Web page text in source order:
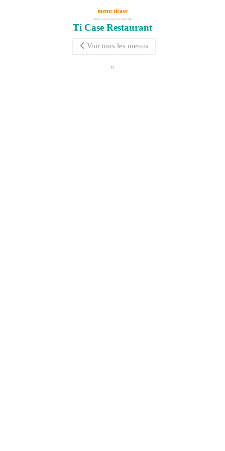
menu ticase
Vous consultez la carte de
Ti Case Restaurant
Voir tous les menus
15